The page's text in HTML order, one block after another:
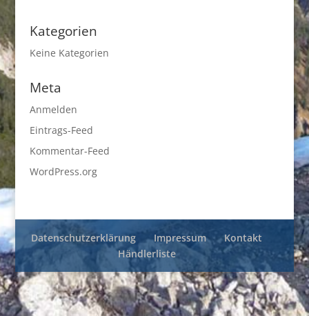
Kategorien
Keine Kategorien
Meta
Anmelden
Eintrags-Feed
Kommentar-Feed
WordPress.org
Datenschutzerklärung Impressum
Kontakt
Händlerliste